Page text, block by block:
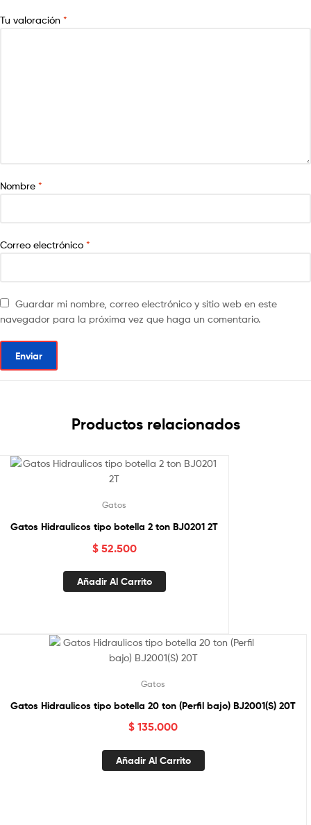
Tu valoración *
Nombre *
Correo electrónico *
Guardar mi nombre, correo electrónico y sitio web en este
navegador para la próxima vez que haga un comentario.
Productos relacionados
Gatos
Gatos Hidraulicos tipo botella 2 ton BJ0201 2T
$52.500
Añadir Al Carrito
Gatos
Gatos Hidraulicos tipo botella 20 ton (Perfil bajo) BJ2001(S) 20T
$ 135.000
Añadir Al Carrito